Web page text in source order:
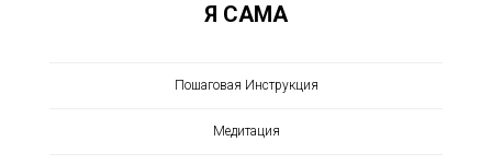
Я САМА
Пошаговая Инструкция
Медитация